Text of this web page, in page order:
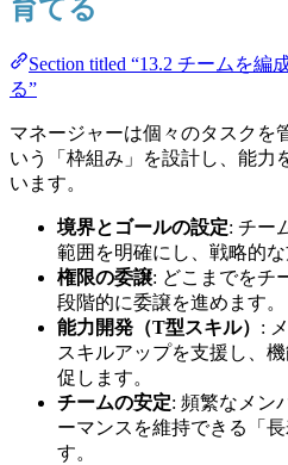
育てる
Section titled “13.2 チームを編
る”
マネージャーは個々のタスクを
いう「枠組み」を設計し、能力
います。
境界とゴールの設定: チー
範囲を明確にし、戦略的な
権限の委譲: どこまでをチ
段階的に委譲を進めます。
能力開発（T型スキル） :
スキルアップを支援し、
促します。
チームの安定: 頻繁なメン
ーマンスを維持できる「
す。